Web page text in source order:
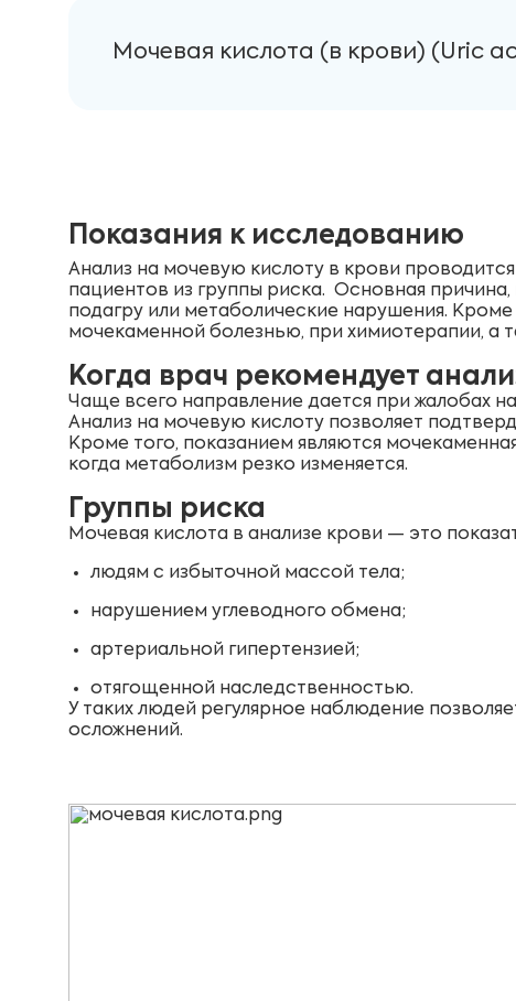
Мочевая кислота (в крови) (Uric
Показания к исследованию
Анализ на мочевую кислоту в крови
пациентов из группы риска. Основная
подагру или метаболические нарушения.
мочекаменной болезнью, при химиотерапии, а
Когда врач рекомендует
Чаще всего направление дается при жалобах
Анализ на мочевую кислоту позволяет
Кроме того, показанием являются
когда метаболизм резко изменяется.
Группы риска
Мочевая кислота в анализе крови — это
людям с избыточной массой тела;
нарушением углеводного обмена;
артериальной гипертензией;
отягощенной наследственностью.
У таких людей регулярное наблюдение
осложнений.